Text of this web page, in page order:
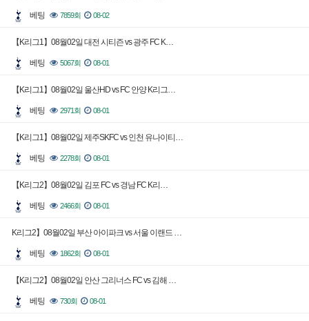
베팅 7859회 08-02
【K리그1】08월02일 대전 시티즌 vs 광주 FC K…
베팅 5067회 08-01
【K리그1】08월02일 울산HD vs FC 안양 K리그…
베팅 2971회 08-01
【K리그1】08월02일 제주SKFC vs 인천 유나이티…
베팅 2278회 08-01
【K리그2】08월02일 김포 FC vs 경남 FC K리…
베팅 2466회 08-01
K리그2】08월02일 부산 아이파크 vs 서울 이랜드 …
베팅 1862회 08-01
【K리그2】08월02일 안산 그리너스 FC vs 김해 …
베팅 730회 08-01